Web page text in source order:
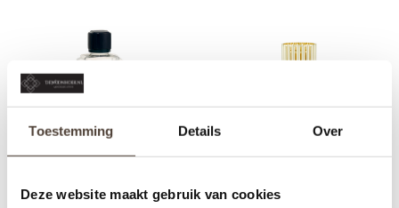
Toestemming Details Over
Deze website maakt gebruik van cookies